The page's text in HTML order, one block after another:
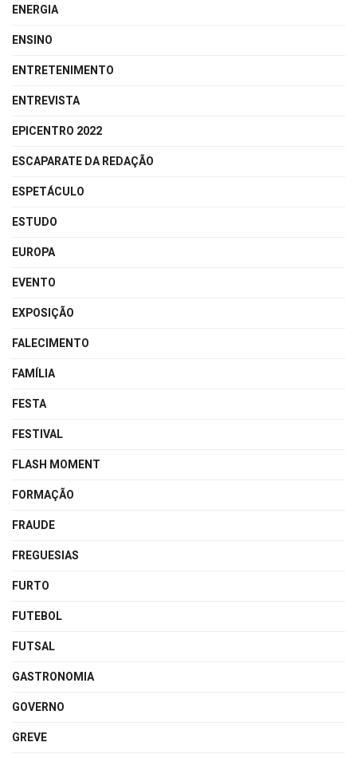
ENERGIA
ENSINO
ENTRETENIMENTO
ENTREVISTA
EPICENTRO 2022
ESCAPARATE DA REDAÇÃO
ESPETÁCULO
ESTUDO
EUROPA
EVENTO
EXPOSIÇÃO
FALECIMENTO
FAMÍLIA
FESTA
FESTIVAL
FLASH MOMENT
FORMAÇÃO
FRAUDE
FREGUESIAS
FURTO
FUTEBOL
FUTSAL
GASTRONOMIA
GOVERNO
GREVE